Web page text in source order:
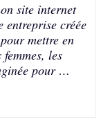
site internet
entreprise créée
mettre en
les
pour …